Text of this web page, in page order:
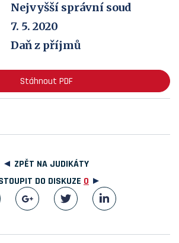
Nejvyšší správní soud
7. 5. 2020
Daň z příjmů
Stáhnout PDF
ZPĚT NA JUDIKÁTY
DO DISKUZE 0